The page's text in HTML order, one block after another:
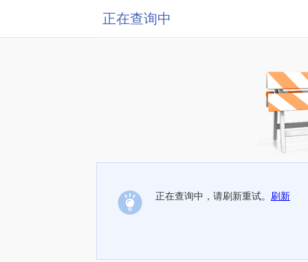
正在查询中
正在查询中，请刷新重试。 刷新